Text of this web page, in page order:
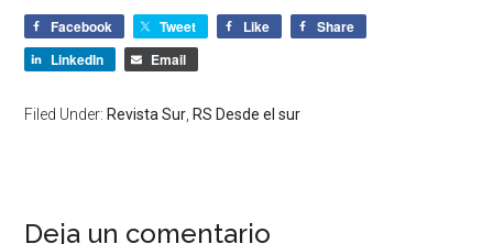
Facebook Tweet Like
Share
LinkedIn
Email
Filed Under: Revista Sur RS Desde el sur
Deja un comentario